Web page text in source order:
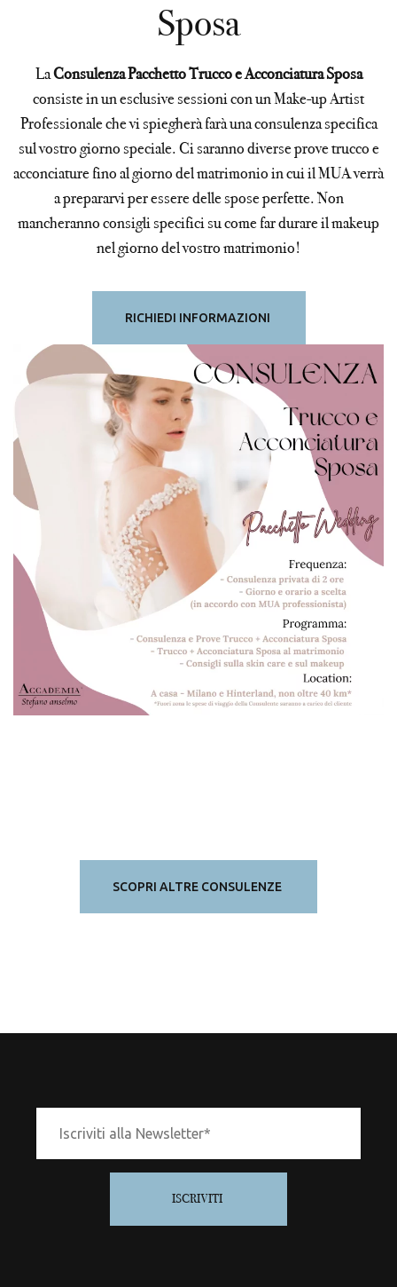
Sposa
LaConsulenza Pacchetto Trucco e Acconciatura Sposa
consiste in un esclusive sessioni con un Make-up Artist
Professionale che vi spiegherà farà una consulenza specifica
sul vostro giorno speciale. Ci saranno diverse prove trucco e
acconciature fino al giorno del matrimonio in cui il MUA verrà
a prepararvi per essere delle spose perfette. Non
mancheranno consigli specifici su come far durare il makeup
nel giorno del vostro matrimonio!
RICHIEDI INFORMAZIONI
SCOPRI ALTRE CONSULENZE
ISCRIVITI